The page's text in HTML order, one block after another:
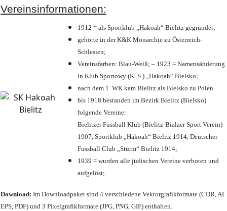
Vereinsinformationen:
1912 = als Sportklub „Hakoah“ Bielitz gegründet;
gehörte in der K&K Monarchie zu Österreich-
Schlesien;
Vereinsfarben: Blau-Weiß; – 1923 = Namensänderung
in Klub Sportowy (K. S.) „Hakoah“ Bielsko;
nach dem 1. WK kam Bielitz als Bielsko zu Polen
bis 1918 bestanden im Bezirk Bielitz (Bielsko)
folgende Vereine:
Bielitzer Fussball Klub (Bielitz-Bialaer Sport Verein)
1907, Sportklub „Hakoah“ Bielitz 1914, Deutscher
Fussball Club „Sturm“ Bielitz 1914;
1939 = wurden alle jüdischen Vereine verboten und
aufgelöst;
Download: Im Downloadpaket sind 4 verschiedene Vektorgrafikformate (CDR, AI
EPS, PDF) und 3 Pixelgrafikformate (JPG, PNG, GIF) enthalten.